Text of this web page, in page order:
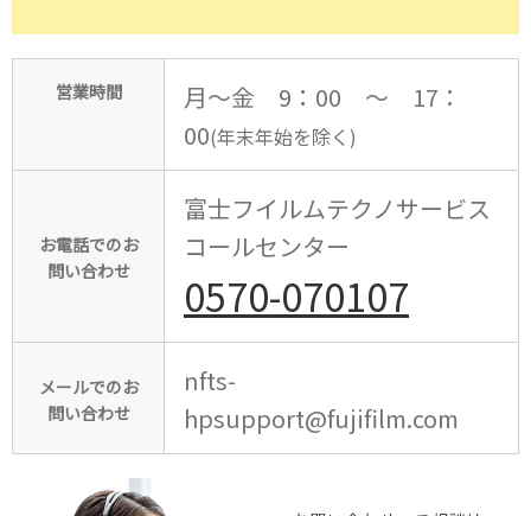
営業時間
月～金 9：00 ～ 17：
00(年末年始を除く)
お電話でのお
問い合わせ
富士フイルムテクノサービス
コールセンター
0570-070107
メールでのお
問い合わせ
nfts-
hpsupport@fujifilm.com